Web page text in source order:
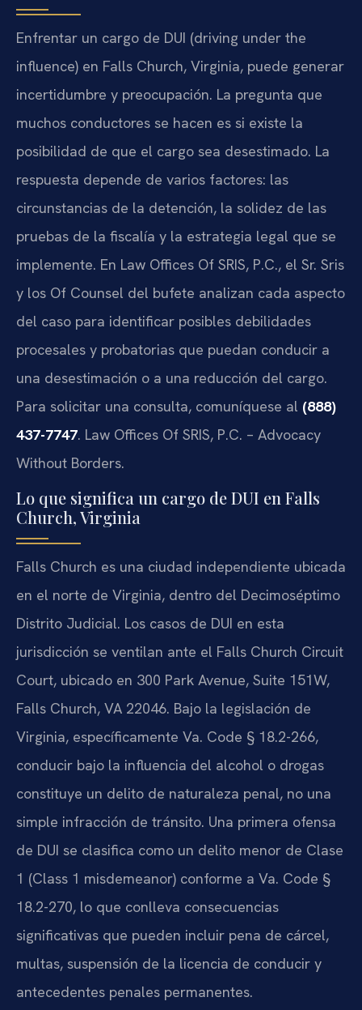
Enfrentar un cargo de DUI (driving under the
influence) en Falls Church, Virginia, puede generar
incertidumbre y preocupación. La pregunta que
muchos conductores se hacen es si existe la
posibilidad de que el cargo sea desestimado. La
respuesta depende de varios factores: las
circunstancias de la detención, la solidez de las
pruebas de la fiscalía y la estrategia legal que se
implemente. En Law Offices Of SRIS, P.C., el Sr. Sris
y los Of Counsel del bufete analizan cada aspecto
del caso para identificar posibles debilidades
procesales y probatorias que puedan conducir a
una desestimación o a una reducción del cargo.
Para solicitar una consulta, comuníquese al (888)
437-7747. Law Offices Of SRIS, P.C. – Advocacy
Without Borders.
Lo que significa un cargo de DUI en Falls
Church, Virginia
Falls Church es una ciudad independiente ubicada
en el norte de Virginia, dentro del Decimoséptimo
Distrito Judicial. Los casos de DUI en esta
jurisdicción se ventilan ante el Falls Church Circuit
Court, ubicado en 300 Park Avenue, Suite 151W,
Falls Church, VA 22046. Bajo la legislación de
Virginia, específicamente Va. Code § 18.2-266,
conducir bajo la influencia del alcohol o drogas
constituye un delito de naturaleza penal, no una
simple infracción de tránsito. Una primera ofensa
de DUI se clasifica como un delito menor de Clase
1 (Class 1 misdemeanor) conforme a Va. Code §
18.2-270, lo que conlleva consecuencias
significativas que pueden incluir pena de cárcel,
multas, suspensión de la licencia de conducir y
antecedentes penales permanentes.